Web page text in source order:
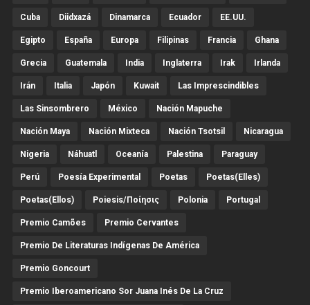
Cuba Diidxazá Dinamarca Ecuador EE.UU.
Egipto España Europa Filipinas Francia Ghana
Grecia Guatemala India Inglaterra Irak Irlanda
Irán Italia Japón Kuwait Las Imprescindibles
Las Sinsombrero México Nación Mapuche
Nación Maya Nación Mixteca Nación Tsotsil Nicaragua
Nigeria Náhuatl Oceanía Palestina Paraguay
Perú Poesía Experimental Poetas Poetas(Elles)
Poetas(Ellos) Poiesis/ποίησις Polonia Portugal
Premio Camões Premio Cervantes
Premio De Literaturas Indígenas De América
Premio Goncourt
Premio Iberoamericano Sor Juana Inés De La Cruz